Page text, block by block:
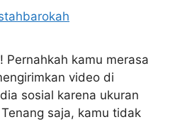
Pernahkah kamu merasa
video di
sosial karena ukuran
saja, kamu tidak